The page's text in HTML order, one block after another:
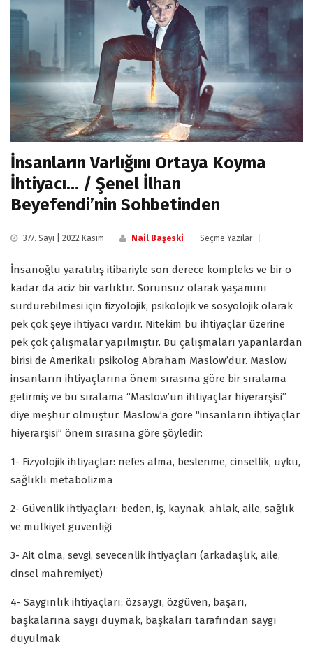
İnsanların Varlığını Ortaya Koyma
İhtiyacı… / Şenel İlhan
Beyefendi’nin Sohbetinden
377. Sayı | 2022 Kasım Nail Başeski Seçme Yazılar
İnsanoğlu yaratılış itibariyle son derece kompleks ve bir o
kadar da aciz bir varlıktır. Sorunsuz olarak yaşamını
sürdürebilmesi için fizyolojik, psikolojik ve sosyolojik olarak
pek çok şeye ihtiyacı vardır. Nitekim bu ihtiyaçlar üzerine
pek çok çalışmalar yapılmıştır. Bu çalışmaları yapanlardan
birisi de Amerikalı psikolog Abraham Maslow’dur. Maslow
insanların ihtiyaçlarına önem sırasına göre bir sıralama
getirmiş ve bu sıralama “Maslow’un ihtiyaçlar hiyerarşisi”
diye meşhur olmuştur. Maslow’a göre “insanların ihtiyaçlar
hiyerarşisi” önem sırasına göre şöyledir:
1- Fizyolojik ihtiyaçlar: nefes alma, beslenme, cinsellik, uyku,
sağlıklı metabolizma
2- Güvenlik ihtiyaçları: beden, iş, kaynak, ahlak, aile, sağlık
ve mülkiyet güvenliği
3- Ait olma, sevgi, sevecenlik ihtiyaçları (arkadaşlık, aile,
cinsel mahremiyet)
4- Saygınlık ihtiyaçları: özsaygı, özgüven, başarı,
başkalarına saygı duymak, başkaları tarafından saygı
duyulmak